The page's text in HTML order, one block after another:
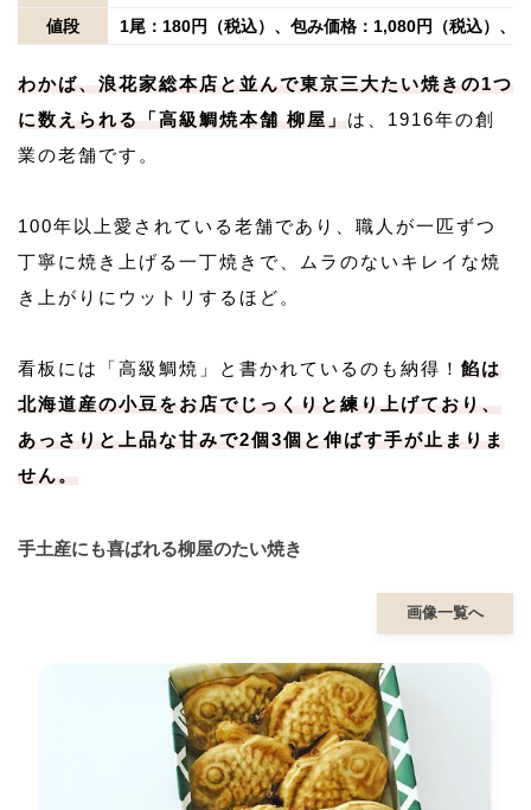
値段
1尾：180円（税込）、包み価格：1,080円（税込）、
わかば、浪花家総本店と並んで東京三大たい焼きの1つ
に数えられる「高級鯛焼本舗 柳屋」 は、1916年の創
業の老舗です。
100年以上愛されている老舗であり、職人が一匹ずつ
丁寧に焼き上げる一丁焼きで、ムラのないキレイな焼
き上がりにウットリするほど。
看板には「高級鯛焼」と書かれているのも納得！ 餡は
北海道産の小豆をお店でじっくりと練り上げており、
あっさりと上品な甘みで2個3個と伸ばす手が止まりま
せん。
手土産にも喜ばれる柳屋のたい焼き
画像一覧へ